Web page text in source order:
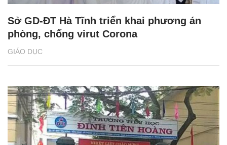
GIÁO DỤC
Sở GD-ĐT Hà Tĩnh triển khai phương án
phòng, chống virut Corona